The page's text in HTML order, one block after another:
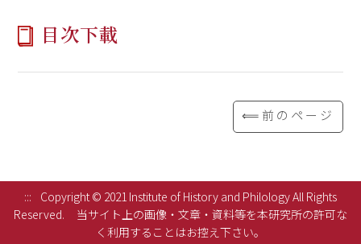
目次下載
⟸前のページ
:::
Copyright © 2021 Institute of History and Philology All Rights
Reserved.
当サイト上の画像・文章・資料等を本研究所の許可な
く利用することはお控え下さい。